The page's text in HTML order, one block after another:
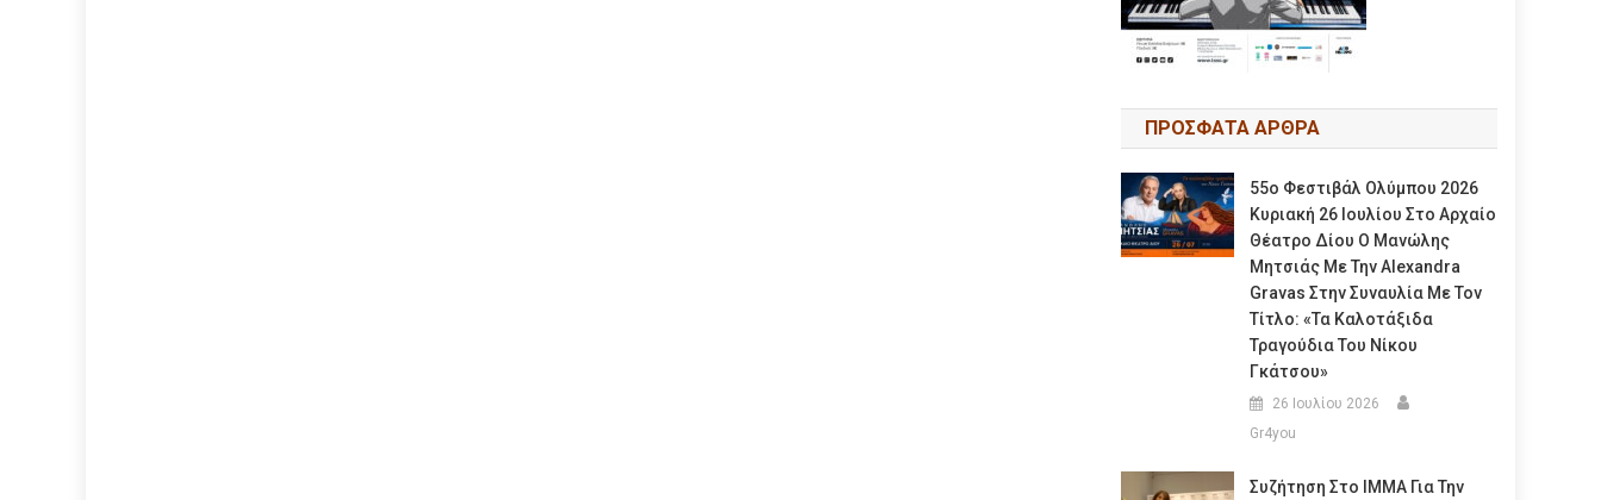
ΠΡΟΣΦΑΤΑ ΑΡΘΡΑ
55ο Φεστιβάλ Ολύμπου 2026
Κυριακή 26 Ιουλίου Στο Αρχαίο
Θέατρο Δίου Ο Μανώλης
Μητσιάς Με Την Alexandra
Gravas Στην Συναυλία Με Τον
Τίτλο: «τα Καλοτάξιδα
Τραγούδια Του Νίκου
Γκάτσου»
26 Ιουλίου 2026
Gr4you
Συζήτηση Στο ΙΜΜΑ Για Την